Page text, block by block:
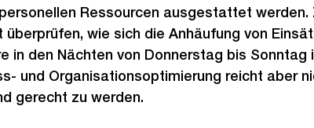
Ressourcen ausgestattet werden.
wie sich die Anhäufung von
in den Nächten von Donnerstag bis Sonntag
und Organisationsoptimierung reicht aber
gerecht zu werden.